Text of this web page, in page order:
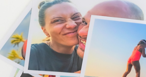
Ваш регион доставки
Выберите из списка: